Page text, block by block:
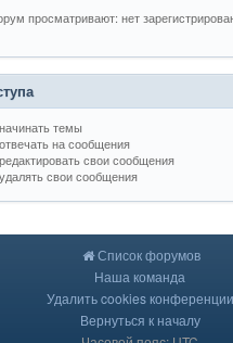
просматривают: нет
начинать темы
отвечать на сообщения
редактировать свои сообщения
удалять свои сообщения
Список форумов
Наша команда
Удалить cookies конференции
Вернуться к началу